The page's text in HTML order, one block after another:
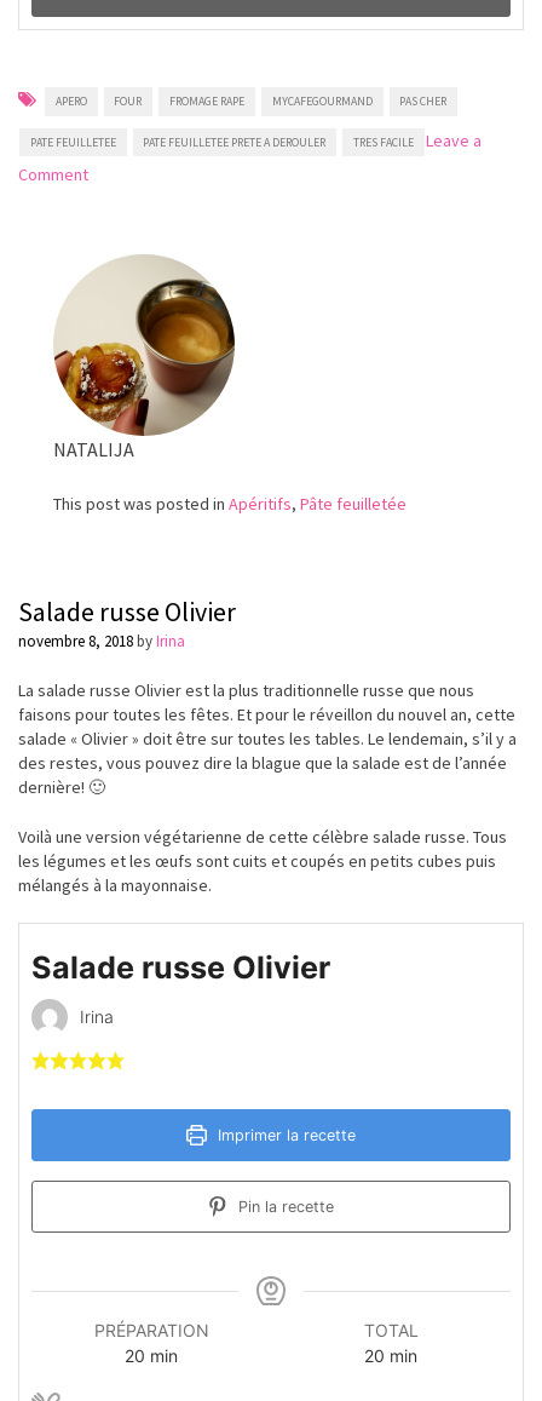
APERO FOUR FROMAGE RAPE MYCAFEGOURMAND PAS CHER
PATE FEUILLETEE PATE FEUILLETEE PRETE A DEROULER TRES FACILE
Leave a
Commenton
fromage
NATALIJA
This post was posted in Apéritifs, Pâte feuilletée
Salade russe Olivier
novembre 8, 2018byIrina
La salade russe Olivier est la plus traditionnelle russe que nous
faisons pour toutes les fêtes. Et pour le réveillon du nouvel an, cette
salade « Olivier » doit être sur toutes les tables. Le lendemain, s’il y a
des restes, vous pouvez dire la blague que la salade est de l’année
dernière! 🙂
Voilà une version végétarienne de cette célèbre salade russe. Tous
les légumes et les œufs sont cuits et coupés en petits cubes puis
mélangés à la mayonnaise.
Salade russe Olivier
Irina
Imprimer la recette
Pin la recette
PRÉPARATION
20 minutes
min
TOTAL
20 minutes
min